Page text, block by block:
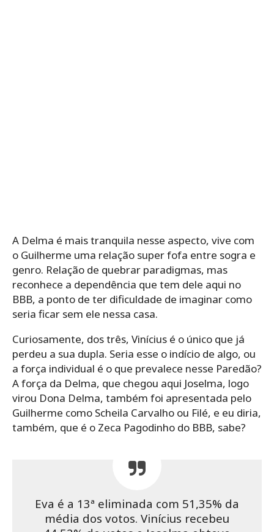
A Delma é mais tranquila nesse aspecto, vive com
o Guilherme uma relação super fofa entre sogra e
genro. Relação de quebrar paradigmas, mas
reconhece a dependência que tem dele aqui no
BBB, a ponto de ter dificuldade de imaginar como
seria ficar sem ele nessa casa.
Curiosamente, dos três, Vinícius é o único que já
perdeu a sua dupla. Seria esse o indício de algo, ou
a força individual é o que prevalece nesse Paredão?
A força da Delma, que chegou aqui Joselma, logo
virou Dona Delma, também foi apresentada pelo
Guilherme como Scheila Carvalho ou Filé, e eu diria,
também, que é o Zeca Pagodinho do BBB, sabe?
Eva é a 13ª eliminada com 51,35% da
média dos votos. Vinícius recebeu